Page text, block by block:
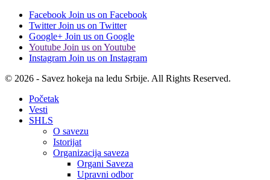
Facebook Join us on Facebook
Twitter Join us on Twitter
Google+ Join us on Google
Youtube Join us on Youtube
Instagram Join us on Instagram
© 2026 - Savez hokeja na ledu Srbije. All Rights Reserved.
Početak
Vesti
SHLS
O savezu
Istorijat
Organizacija saveza
Organi Saveza
Upravni odbor